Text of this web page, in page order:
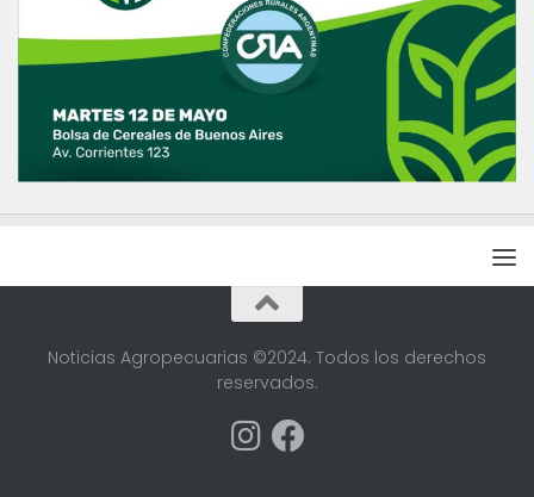
Noticias Agropecuarias ©2024. Todos los derechos
reservados.